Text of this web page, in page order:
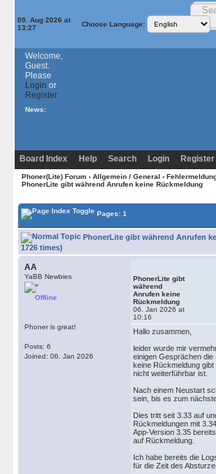
09. Aug 2026 at
13:27
Choose Language:
Welcome,
Guest.
Please
Login or
Register
News:
Board Index Help Search Login Register
Phoner(Lite) Forum› Allgemein / General ›
PhonerLite gibt während Anrufen keine Rückmeldung
Pages: 1
PhonerLite gibt während Anrufen
1726 times)
AA
YaBB Newbies
Offline
Phoner is great!
Posts: 6
Joined: 06. Jan 2026
PhonerLite gibt
während
Anrufen keine
Rückmeldung
06. Jan 2026 at
10:16
Hallo zusammen,
leider wurde mir
einigen Gesprächen die
keine Rückmeldung
nicht weiterführbar ist.
Nach einem Neustart
sein, bis es zum
Dies tritt seit 3.33 auf
Rückmeldungen mit
App-Version 3.35
auf Rückmeldung.
Ich habe bereits die
für die Zeit des